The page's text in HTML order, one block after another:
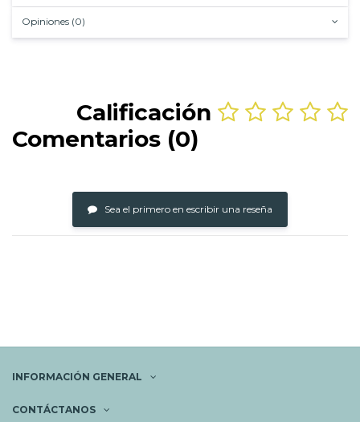
Opiniones (0)
Calificación
Comentarios (0)
Sea el primero en escribir una reseña
INFORMACIÓN GENERAL
CONTÁCTANOS